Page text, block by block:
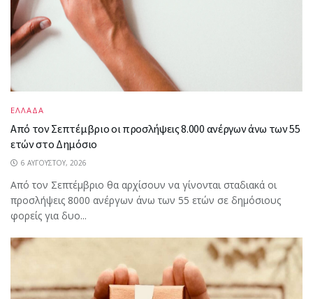
ΕΛΛΑΔΑ
Από τον Σεπτέμβριο οι προσλήψεις 8.000 ανέργων άνω των 55
ετών στο Δημόσιο
6 ΑΥΓΟΎΣΤΟΥ, 2026
Από τον Σεπτέμβριο θα αρχίσουν να γίνονται σταδιακά οι
προσλήψεις 8000 ανέργων άνω των 55 ετών σε δημόσιους
φορείς για δυο...